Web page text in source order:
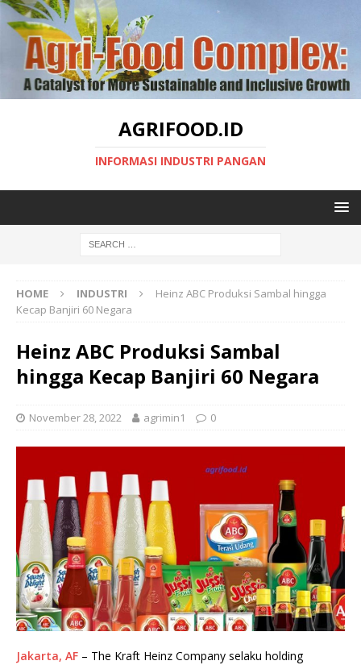
AGRIFOOD.ID
INFORMASI INDUSTRI PANGAN
HOME INDUSTRI
Heinz ABC Produksi Sambal hingga
Kecap Banjiri 60 Negara
Heinz ABC Produksi Sambal
hingga Kecap Banjiri 60 Negara
November 28, 2022 agrimin1 0
Jakarta, AF – The Kraft Heinz Company selaku holding